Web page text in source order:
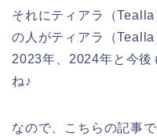
それにティアラ（
の人がティアラ（
2023年、2024年と今後
ね♪
なので、こちらの記事